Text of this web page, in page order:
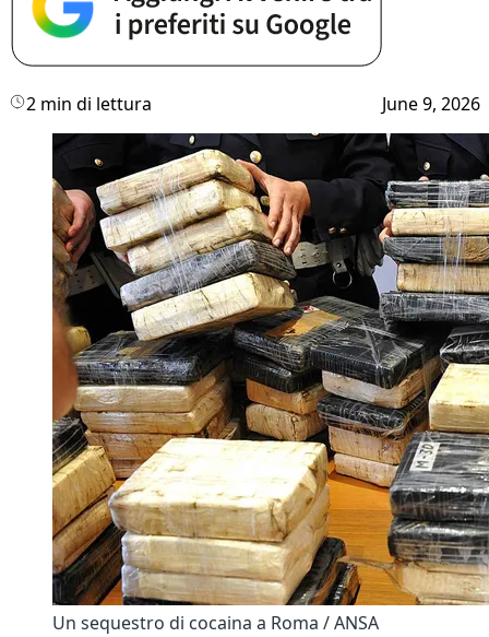
2 min di lettura June 9, 2026
Un sequestro di cocaina a Roma / ANSA